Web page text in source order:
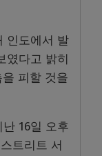
인도에서 발
였다고 밝히
피할 것을
16일 오후
트리트 서